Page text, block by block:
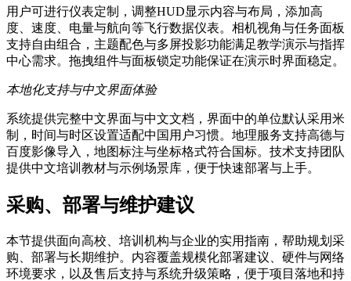
用户可进行仪表定制，调整HUD显示内容与布局，添加高
度、速度、电量与航向等飞行数据仪表。相机视角与任务面板
支持自由组合，主题配色与多屏投影功能满足教学演示与指挥
中心需求。拖拽组件与面板锁定功能保证在演示时界面稳定。
本地化支持与中文界面体验
系统提供完整中文界面与中文文档，界面中的单位默认采用米
制，时间与时区设置适配中国用户习惯。地理服务支持高德与
百度影像导入，地图标注与坐标格式符合国标。技术支持团队
提供中文培训教材与示例场景库，便于快速部署与上手。
采购、部署与维护建议
本节提供面向高校、培训机构与企业的实用指南，帮助规划采
购、部署与长期维护。内容覆盖规模化部署建议、硬件与网络
环境要求，以及售后支持与系统升级策略，便于项目落地和持